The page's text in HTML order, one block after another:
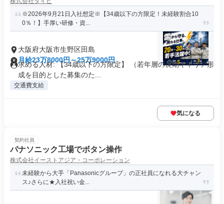
※2026年9月21日入社想定※【34歳以下の方限定！未経験割合10
0％！】手厚い研修・資...
大阪府大阪市生野区田島
月給23万8000円～25万9000円
求める人材: 【34歳以下の方限定】 （若年層の長期キャリア形
成を目的とした募集のた...
交通費支給
気になる
契約社員
パナソニック工場でボタン操作
株式会社イーストアジア・コーポレーション
未経験から大手「Panasonicグループ」の正社員になれる大チャン
ス♪さらに★入社祝い金...